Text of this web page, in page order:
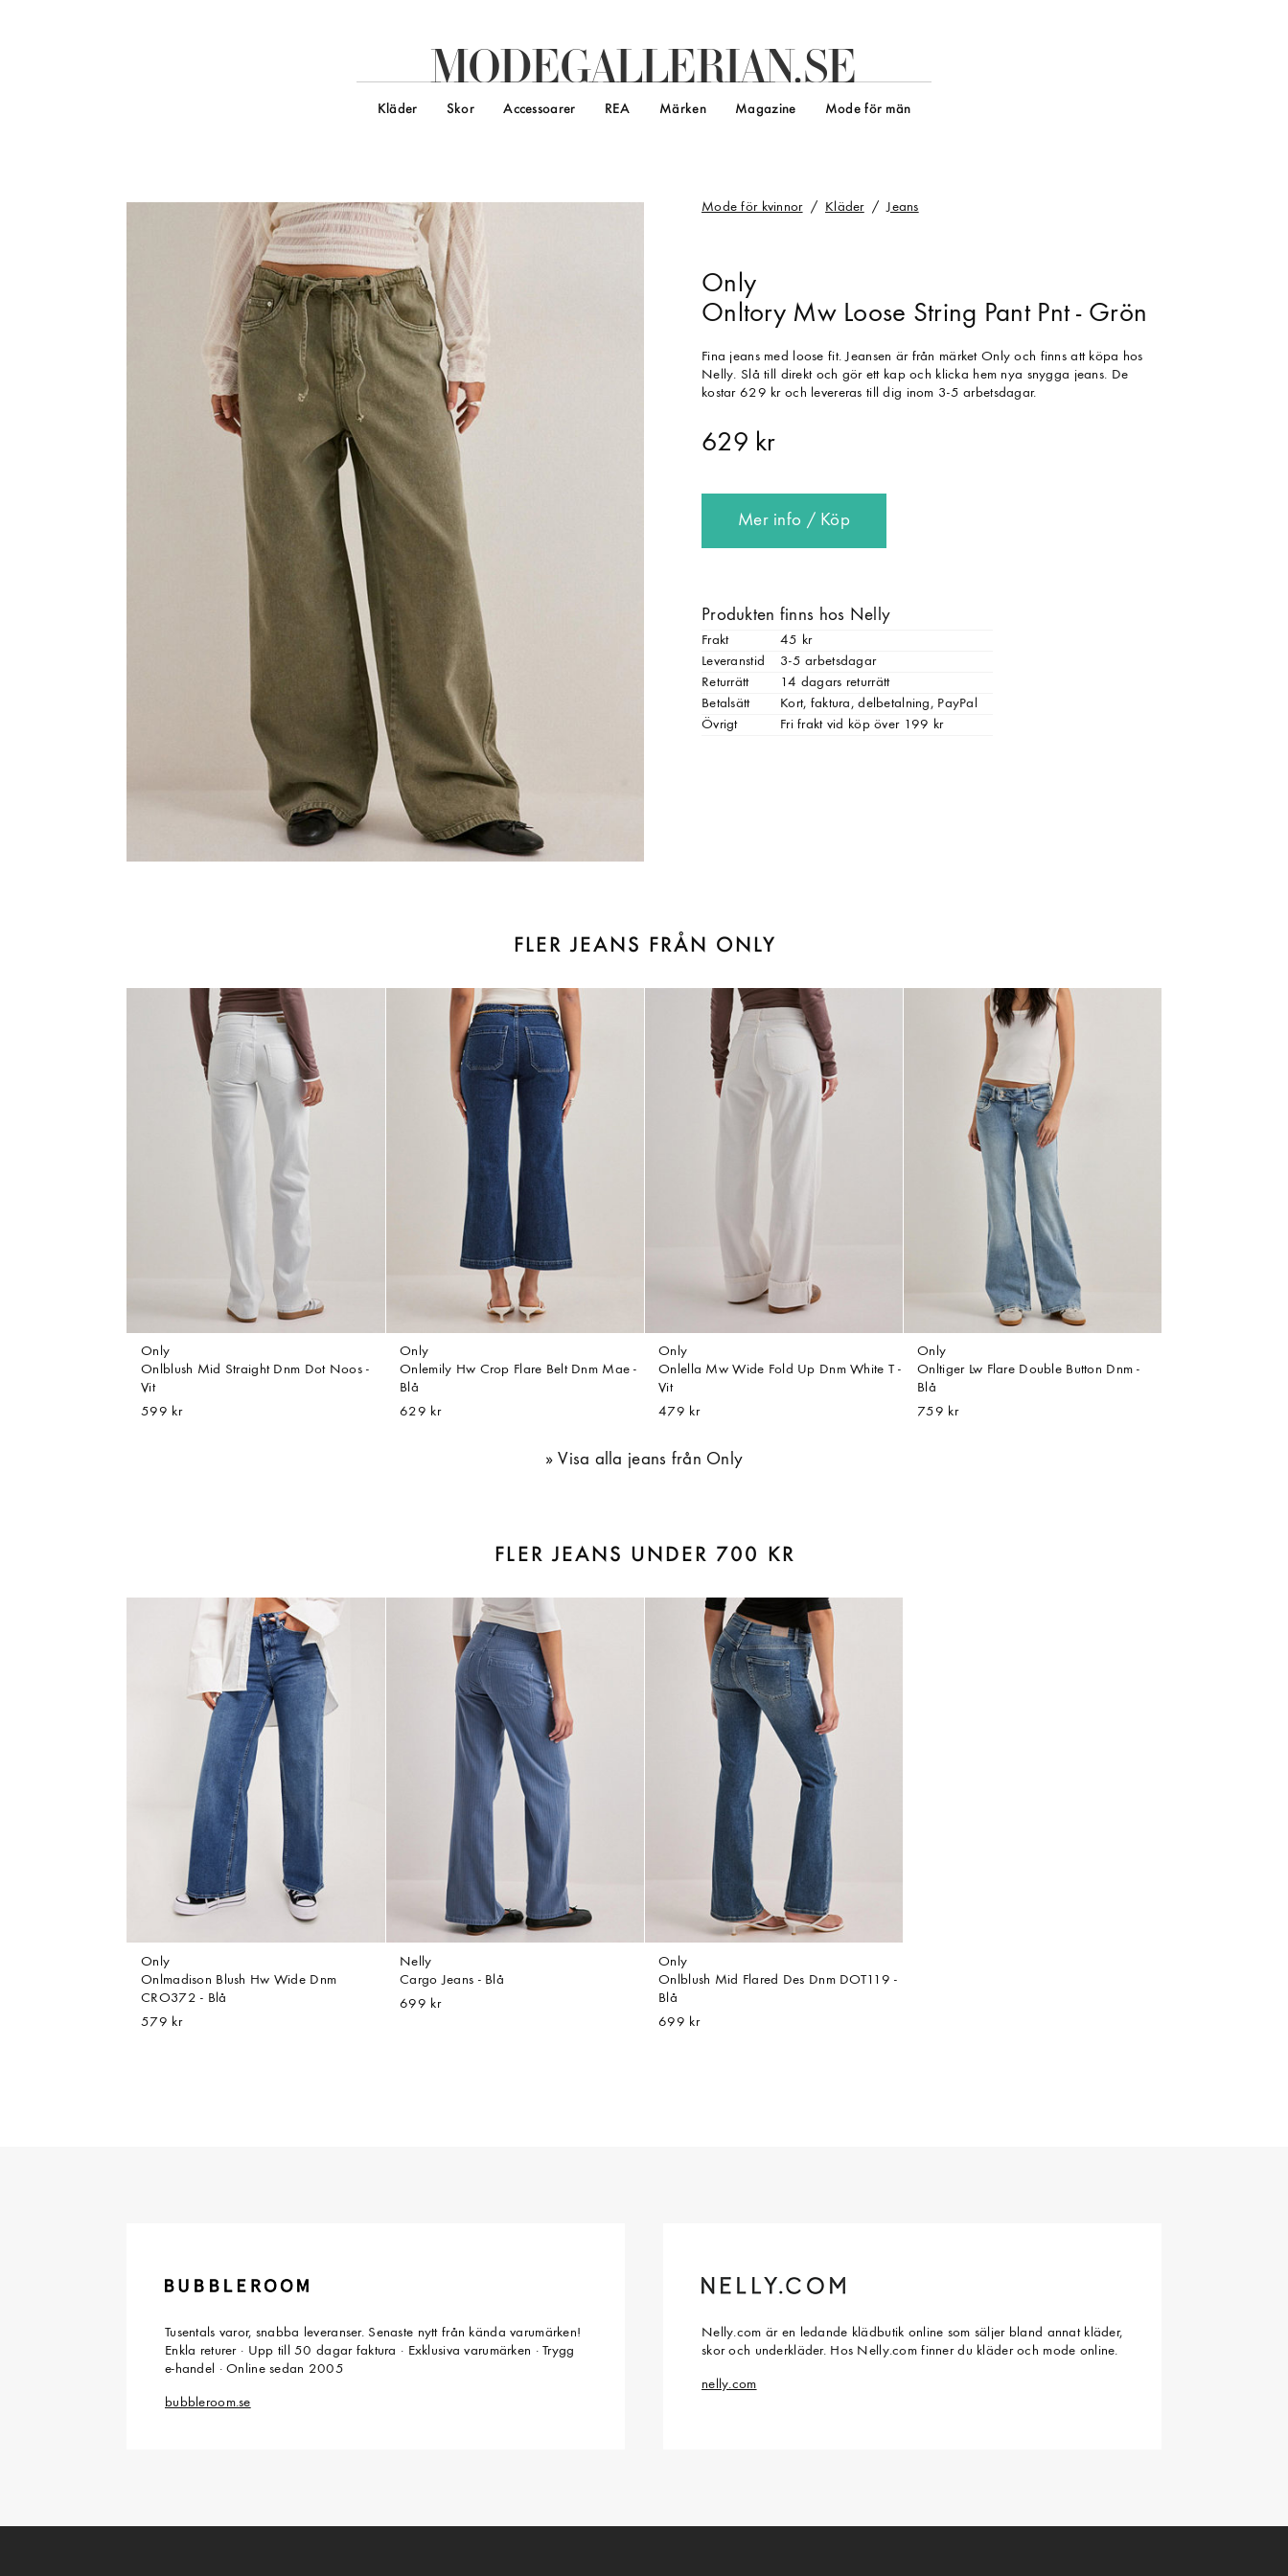
MODEGALLERIAN.SE
Kläder Skor Accessoarer REA Märken Magazine Mode för män
Mode för kvinnor Kläder Jeans
Only
Onltory Mw Loose String Pant Pnt - Grön
Fina jeans med loose fit. Jeansen är från märket Only och finns att köpa hos
Nelly. Slå till direkt och gör ett kap och klicka hem nya snygga jeans. De
kostar 629 kr och levereras till dig inom 3-5 arbetsdagar.
629 kr
Mer info / Köp
Produkten finns hos Nelly
Frakt
45 kr
Leveranstid
3-5 arbetsdagar
Returrätt
14 dagars returrätt
Betalsätt
Kort, faktura, delbetalning, PayPal
Övrigt
Fri frakt vid köp över 199 kr
FLER JEANS FRÅN ONLY
Only
Onlblush Mid Straight Dnm Dot Noos -
Vit
599 kr
Only
Onlemily Hw Crop Flare Belt Dnm Mae -
Blå
629 kr
Only
Onlella Mw Wide Fold Up Dnm White T -
Vit
479 kr
Only
Onltiger Lw Flare Double Button Dnm -
Blå
759 kr
Visa alla jeans från Only
FLER JEANS UNDER 700 KR
Only
Onlmadison Blush Hw Wide Dnm
CRO372 - Blå
579 kr
Nelly
Cargo Jeans - Blå
699 kr
Only
Onlblush Mid Flared Des Dnm DOT119 -
Blå
699 kr
Tusentals varor, snabba leveranser. Senaste nytt från kända varumärken!
Enkla returer · Upp till 50 dagar faktura · Exklusiva varumärken · Trygg
e-handel · Online sedan 2005
bubbleroom.se
Nelly.com är en ledande klädbutik online som säljer bland annat kläder,
skor och underkläder. Hos Nelly.com finner du kläder och mode online.
nelly.com